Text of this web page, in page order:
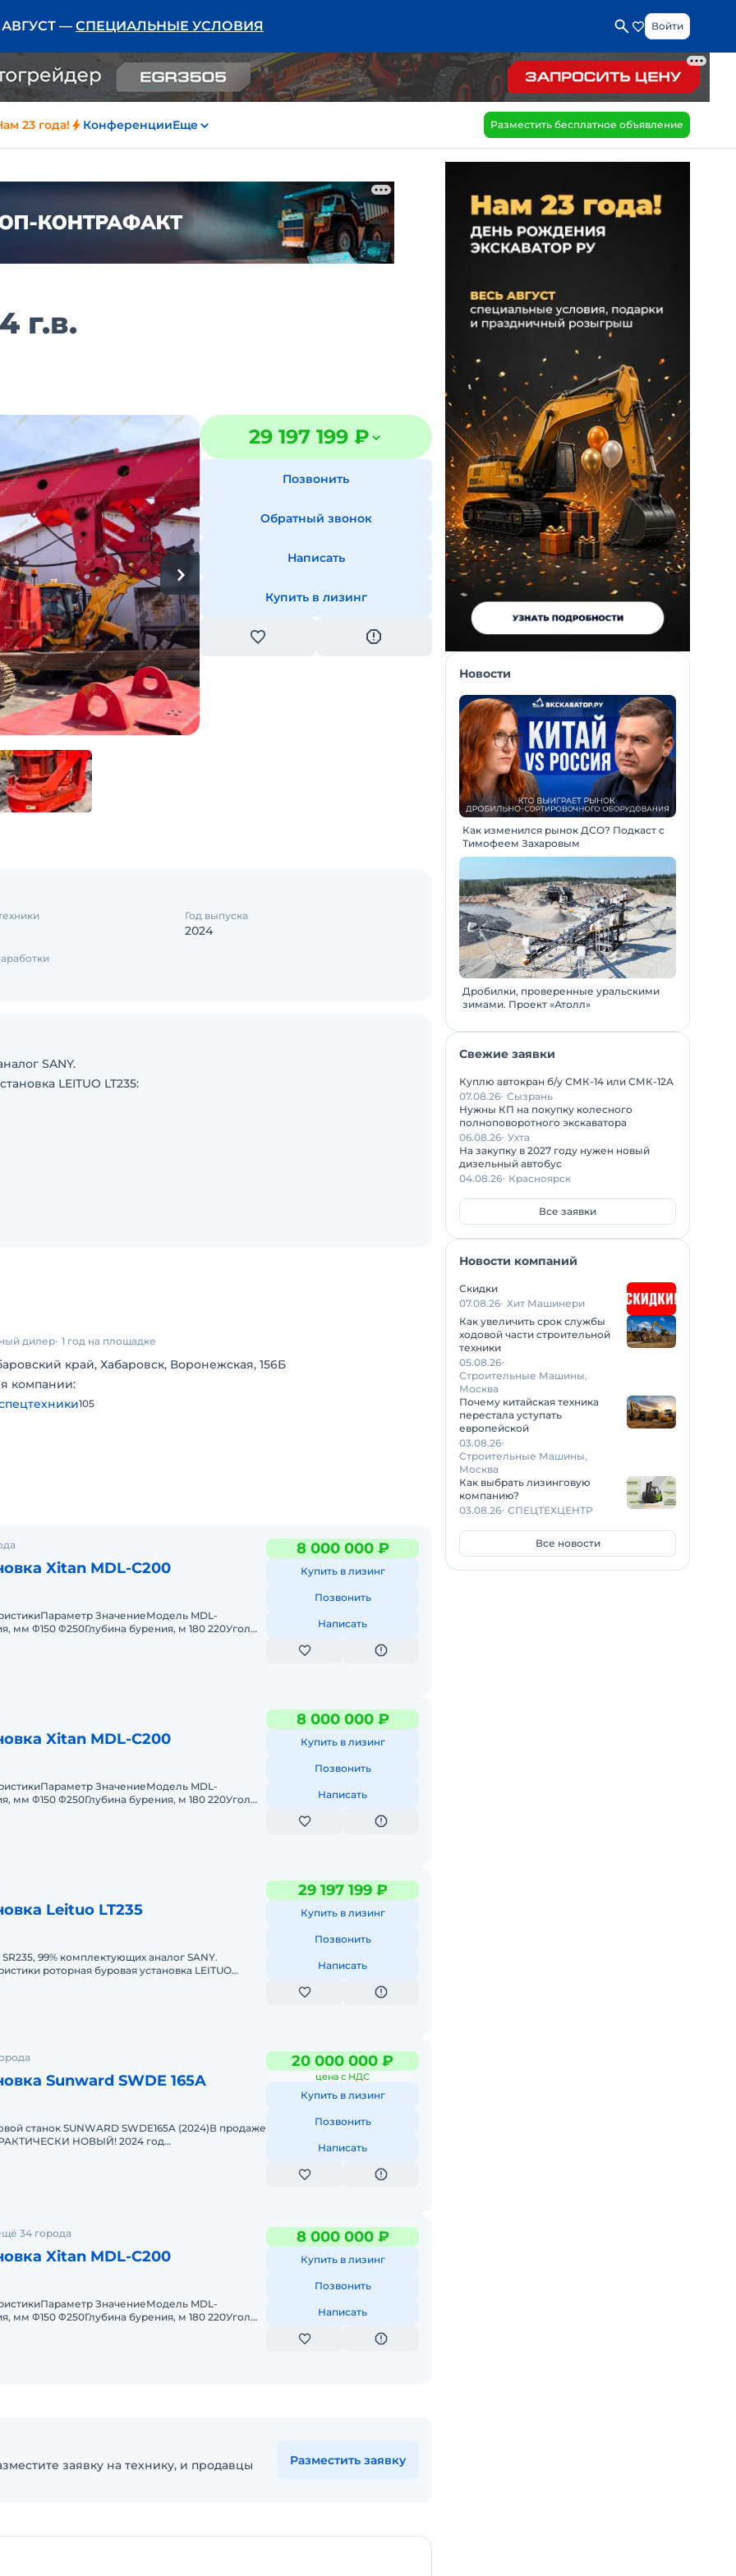
АВГУСТ — СПЕЦИАЛЬНЫЕ УСЛОВИЯ Войти
23 года! КонференцииЕще Разместить бесплатное объявление
г.в.
29 197 199 ₽
Позвонить
Обратный звонок
Написать
Купить в лизинг
Год выпуска
2024
SANY.
LEITUO LT235:
электрики.
в Китае.
дилер 1 год на площадке
край, Хабаровск, Воронежская, 156Б
компании:
105
Xitan MDL-C200
ЗначениеМодель MDL-
м 180 220Угол
8 000 000 ₽
Купить в лизинг
Позвонить
Написать
Xitan MDL-C200
ЗначениеМодель MDL-
мм Φ150 Φ250Глубина бурения, м 180 220Угол
8 000 000 ₽
Купить в лизинг
Позвонить
Написать
Leituo LT235
99% комплектующих аналог SANY.
роторная буровая установка LEITUO
29 197 199 ₽
Купить в лизинг
Позвонить
Написать
Sunward SWDE 165A
станок SUNWARD SWDE165A (2024)В продаже
НОВЫЙ! 2024 год
20 000 000 ₽
цена с НДС
Купить в лизинг
Позвонить
Написать
34 города
Xitan MDL-C200
ЗначениеМодель MDL-
м 180 220Угол
8 000 000 ₽
Купить в лизинг
Позвонить
Написать
заявку на технику, и продавцы
Разместить заявку
Новости
Как изменился рынок ДСО? Подкаст с
Тимофеем Захаровым
Дробилки, проверенные уральскими
зимами. Проект «Атолл»
Свежие заявки
Куплю автокран б/у СМК-14 или СМК-12А
07.08.26 Сызрань
Нужны КП на покупку колесного
полноповоротного экскаватора
06.08.26 Ухта
На закупку в 2027 году нужен новый
дизельный автобус
04.08.26 Красноярск
Все заявки
Новости компаний
Скидки
07.08.26 Хит Машинери
Как увеличить срок службы
ходовой части строительной
техники
05.08.26
Строительные Машины,
Москва
Почему китайская техника
перестала уступать
европейской
03.08.26
Строительные Машины,
Москва
Как выбрать лизинговую
компанию?
03.08.26 СПЕЦТЕХЦЕНТР
Все новости